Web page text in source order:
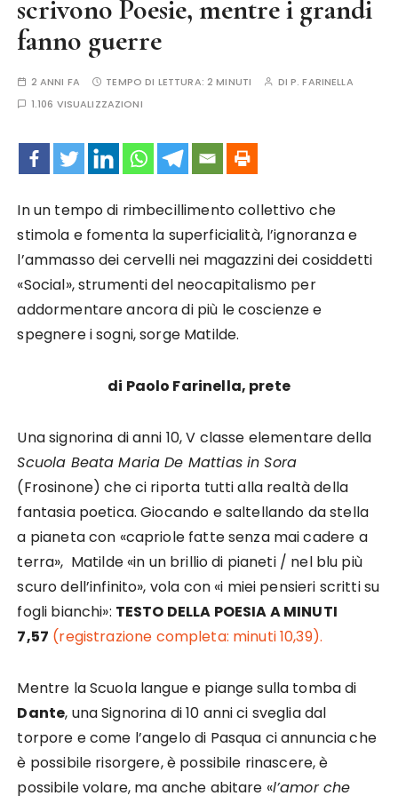
scrivono Poesie, mentre i grandi
fanno guerre
2 ANNI FA TEMPO DI LETTURA:2 MINUTI DI P. FARINELLA
1.106 VISUALIZZAZIONI
In un tempo di rimbecillimento collettivo che
stimola e fomenta la superficialità, l’ignoranza e
l’ammasso dei cervelli nei magazzini dei cosiddetti
«Social», strumenti del neocapitalismo per
addormentare ancora di più le coscienze e
spegnere i sogni, sorge Matilde.
di Paolo Farinella, prete
Una signorina di anni 10, V classe elementare della
Scuola Beata Maria De Mattias in Sora
(Frosinone) che ci riporta tutti alla realtà della
fantasia poetica. Giocando e saltellando da stella
a pianeta con «capriole fatte senza mai cadere a
terra», Matilde «in un brillio di pianeti / nel blu più
scuro dell’infinito», vola con «i miei pensieri scritti su
fogli bianchi»: TESTO DELLA POESIA A MINUTI
7,57 (registrazione completa: minuti 10,39).
Mentre la Scuola langue e piange sulla tomba di
Dante, una Signorina di 10 anni ci sveglia dal
torpore e come l’angelo di Pasqua ci annuncia che
è possibile risorgere, è possibile rinascere, è
possibile volare, ma anche abitare «l’amor che